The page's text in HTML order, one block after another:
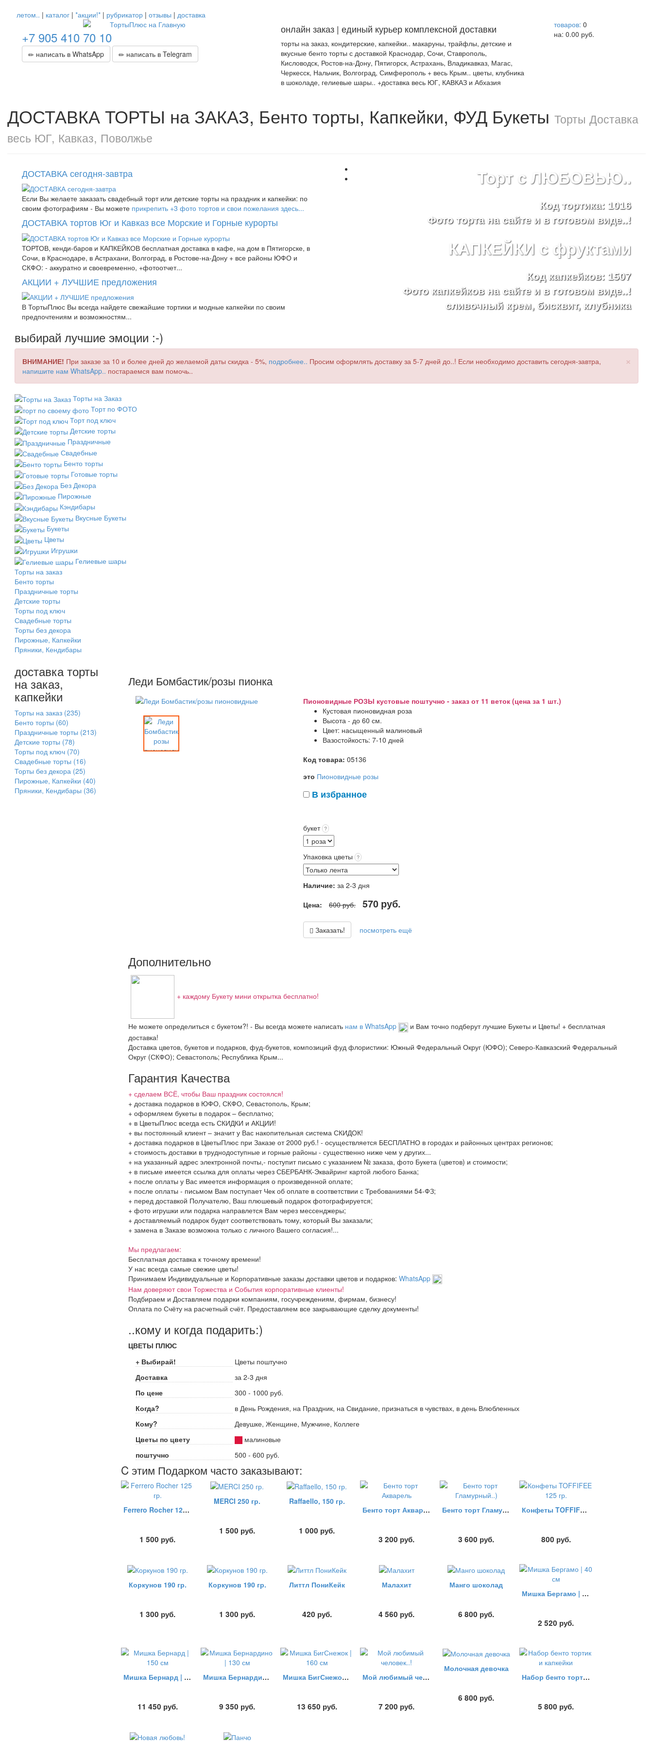
летом.. | каталог | *акции!* | рубрикатор | отзывы | доставка
+7 905 410 70 10
написать в WhatsApp написать в Telegram
онлайн заказ | единый курьер комплексной доставки
торты на заказ, кондитерские, капкейки.. макаруны, трайфлы, детские и
вкусные бенто торты с доставкой Краснодар, Сочи, Ставрополь,
Кисловодск, Ростов-на-Дону, Пятигорск, Астрахань, Владикавказ, Магас,
Черкесск, Нальчик, Волгоград, Симферополь + весь Крым.. цветы, клубника
в шоколаде, гелиевые шары.. +доставка весь ЮГ, КАВКАЗ и Абхазия
товаров: 0
на: 0.00 руб.
ДОСТАВКА ТОРТЫ на ЗАКАЗ, Бенто торты, Капкейки, ФУД Букеты Торты Доставка
весь ЮГ, Кавказ, Поволжье
ДОСТАВКА сегодня-завтра
Если Вы желаете заказать свадебный торт или детские торты на праздник и капкейки: по
своим фотографиям - Вы можете прикрепить +3 фото тортов и свои пожелания здесь...
ДОСТАВКА тортов Юг и Кавказ все Морские и Горные курорты
ТОРТОВ, кенди-баров и КАПКЕЙКОВ бесплатная доставка в кафе, на дом в Пятигорске, в
Сочи, в Краснодаре, в Астрахани, Волгоград, в Ростове-на-Дону + все районы ЮФО и
СКФО: - аккуратно и своевременно, +фотоотчет...
АКЦИИ + ЛУЧШИЕ предложения
В ТортыПлюс Вы всегда найдете свежайшие тортики и модные капкейки по своим
предпочтениям и возможностям...
Торт с ЛЮБОВЬЮ..
Код тортика: 1016
Фото торта на сайте и в готовом виде..!
КАПКЕЙКИ с фруктами
Код капкейков: 1507
Фото капкейков на сайте и в готовом виде..!
сливочный крем, бисквит, клубника
выбирай лучшие эмоции :-)
×
ВНИМАНИЕ! При заказе за 10 и более дней до желаемой даты скидка - 5%, подробнее.. Просим оформлять доставку за 5-7 дней до..! Если необходимо доставить сегодня-завтра,
напишите нам WhatsApp.. постараемся вам помочь..
Торты на Заказ
Торт по ФОТО
Торт под ключ
Детские торты
Праздничные
Свадебные
Бенто торты
Готовые торты
Без Декора
Пирожные
Кэндибары
Вкусные Букеты
Букеты
Цветы
Игрушки
Гелиевые шары
Торты на заказ
Бенто торты
Праздничные торты
Детские торты
Торты под ключ
Свадебные торты
Торты без декора
Пирожные, Капкейки
Пряники, Кендибары
доставка торты
на заказ,
капкейки
Торты на заказ (235)
Бенто торты (60)
Праздничные торты (213)
Детские торты (78)
Торты под ключ (70)
Свадебные торты (16)
Торты без декора (25)
Пирожные, Капкейки (40)
Пряники, Кендибары (36)
Леди Бомбастик/розы пионка
Пионовидные РОЗЫ кустовые поштучно - заказ от 11 веток (цена за 1 шт.)
Кустовая пионовидная роза
Высота - до 60 см.
Цвет: насыщенный малиновый
Вазостойкость: 7-10 дней
Код товара: 05136
это Пионовидные розы
В избранное
букет ?
Упаковка цветы ?
Наличие: за 2-3 дня
Цена:
600руб. 570 руб.
Заказать! посмотреть ещё
Дополнительно
+ каждому Букету мини открытка бесплатно!
Не можете определиться с букетом?! - Вы всегда можете написать нам в WhatsApp
и Вам точно подберут лучшие Букеты и Цветы! + бесплатная
доставка!
Доставка цветов, букетов и подарков, фуд-букетов, композиций фуд флористики: Южный Федеральный Округ (ЮФО); Северо-Кавказский Федеральный
Округ (СКФО); Севастополь; Республика Крым...
Гарантия Качества
+ сделаем ВСЁ, чтобы Ваш праздник состоялся!
+ доставка подарков в ЮФО, СКФО, Севастополь, Крым;
+ оформляем букеты в подарок – бесплатно;
+ в ЦветыПлюс всегда есть СКИДКИ и АКЦИИ!
+ вы постоянный клиент – значит у Вас накопительная система СКИДОК!
+ доставка подарков в ЦветыПлюс при Заказе от 2000 руб.! - осуществляется БЕСПЛАТНО в городах и районных центрах регионов;
+ стоимость доставки в труднодоступные и горные районы - существенно ниже чем у других...
+ на указанный адрес электронной почты,- поступит письмо с указанием № заказа, фото Букета (цветов) и стоимости;
+ в письме имеется ссылка для оплаты через СБЕРБАНК-Эквайринг картой любого Банка;
+ после оплаты у Вас имеется информация о произведенной оплате;
+ после оплаты - письмом Вам поступает Чек об оплате в соответствии с Требованиями 54-ФЗ;
+ перед доставкой Получателю, Ваш плюшевый подарок фотографируется;
+ фото игрушки или подарка направлется Вам через мессенджеры;
+ доставляемый подарок будет соответствовать тому, который Вы заказали;
+ замена в Заказе возможна только с личного Вашего согласия!...
Мы предлагаем:
Бесплатная доставка к точному времени!
У нас всегда самые свежие цветы!
Принимаем Индивидуальные и Корпоративные заказы доставки цветов и подарков: WhatsApp
Нам доверяют свои Торжества и События корпоративные клиенты!
Подбираем и Доставляем подарки компаниям, госучреждениям, фирмам, бизнесу!
Оплата по Счёту на расчетный счёт. Предоставляем все закрывающие сделку документы!
..кому и когда подарить:)
ЦВЕТЫ ПЛЮС
+ Выбирай!
Цветы поштучно
Доставка
за 2-3 дня
По цене
300 - 1000 руб.
Когда?
в День Рождения, на Праздник, на Свидание, признаться в чувствах, в день Влюбленных
Кому?
Девушке, Женщине, Мужчине, Коллеге
Цветы по цвету
малиновые
поштучно
500 - 600 руб.
C этим Подарком часто заказывают:
Ferrero Rocher 125 гр.
1 500 руб.
MERCI 250 гр.
1 500 руб.
Raffaello, 150 гр.
1 000 руб.
Бенто торт Акварель
3 200 руб.
Бенто торт Гламурный..)
3 600 руб.
Конфеты TOFFIFEE 125 гр.
800 руб.
Коркунов 190 гр.
1 300 руб.
Коркунов 190 гр.
1 300 руб.
Литтл ПониКейк
420 руб.
Малахит
4 560 руб.
Манго шоколад
6 800 руб.
Мишка Бергамо | 40 см
2 520 руб.
Мишка Бернард | 150 см
11 450 руб.
Мишка Бернардино | 130 см
9 350 руб.
Мишка БигСнежок | 160 см
13 650 руб.
Мой любимый человек..!
7 200 руб.
Молочная девочка
6 800 руб.
Набор бенто тортик и капкейки
5 800 руб.